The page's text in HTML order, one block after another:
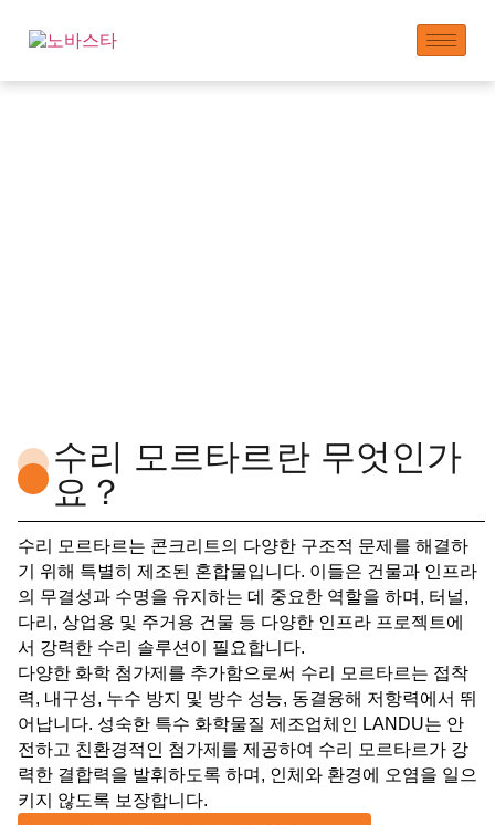
수리 모르타르란 무엇인가
요？
수리 모르타르는 콘크리트의 다양한 구조적 문제를 해결하
기 위해 특별히 제조된 혼합물입니다. 이들은 건물과 인프라
의 무결성과 수명을 유지하는 데 중요한 역할을 하며, 터널,
다리, 상업용 및 주거용 건물 등 다양한 인프라 프로젝트에
서 강력한 수리 솔루션이 필요합니다.
다양한 화학 첨가제를 추가함으로써 수리 모르타르는 접착
력, 내구성, 누수 방지 및 방수 성능, 동결융해 저항력에서 뛰
어납니다. 성숙한 특수 화학물질 제조업체인 LANDU는 안
전하고 친환경적인 첨가제를 제공하여 수리 모르타르가 강
력한 결합력을 발휘하도록 하며, 인체와 환경에 오염을 일으
키지 않도록 보장합니다.